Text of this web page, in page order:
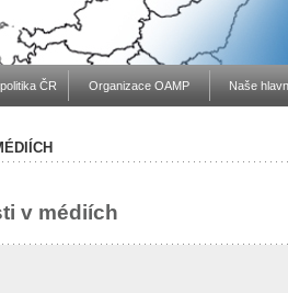
ČR Organizace OAMP Naše
v médiích